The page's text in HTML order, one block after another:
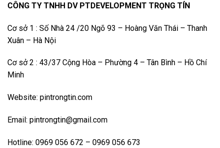
CÔNG TY TNHH DV PTDEVELOPMENT TRỌNG TÍN
Cơ sở 1 : Số Nhà 24 /20 Ngõ 93 – Hoàng Văn Thái – Thanh
Xuân – Hà Nội
Cơ sở 2 : 43/37 Cộng Hòa – Phường 4 – Tân Bình – Hồ Chí
Minh
Website: pintrongtin.com
Email: pintrongtin@gmail.com
Hotline: 0969 056 672 – 0969 056 673